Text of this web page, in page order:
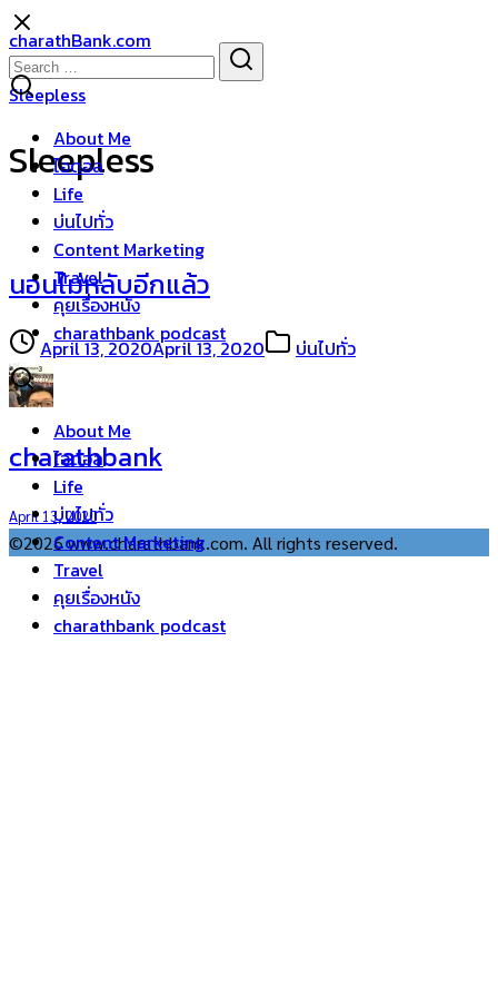
Skip
to
content
charathBank.com
About Me
ไอดอล
Life
บ่นไปทั่ว
Content Marketing
Travel
คุยเรื่องหนัง
charathbank podcast
About Me
ไอดอล
Life
บ่นไปทั่ว
Content Marketing
Travel
คุยเรื่องหนัง
charathbank podcast
Search
for:
Sleepless
Sleepless
นอนไม่หลับอีกแล้ว
April 13, 2020April 13, 2020 บ่นไปทั่ว
charathbank
April 13, 2020
©2026 www.charathbank.com. All rights reserved.